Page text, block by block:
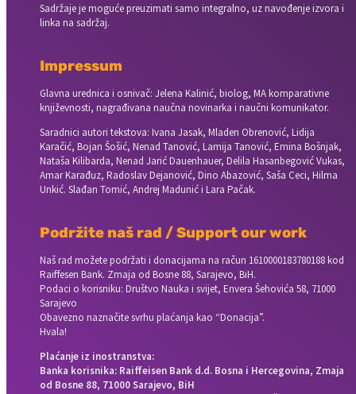
Sadržaje je moguće preuzimati samo integralno, uz navođenje izvora i
linka na sadržaj.
Impressum
Glavna urednica i osnivač: Jelena Kalinić, biolog, MA komparativne
književnosti, nagrađivana naučna novinarka i naučni komunikator.
Saradnici autori tekstova: Ivana Jasak, Mladen Obrenović, Lidija
Karačić, Bojan Šošić, Nenad Tanović, Lamija Tanović, Emina Bošnjak,
Nataša Kilibarda, Nenad Jarić Dauenhauer, Delila Hasanbegović Vukas,
Amar Karađuz, Radoslav Dejanović, Dino Abazović, Saša Ceci, Hilma
Unkić. Slađan Tomić, Andrej Madunić i Lara Pačak.
Podržite naš rad / Support our work
Naš rad možete podržati i donacijama na račun 1610000183780188 kod
Raiffesen Bank. Zmaja od Bosne 88, Sarajevo, BiH.
Podaci o korisniku: Društvo Nauka i svijet, Envera Šehovića 58, 71000
Sarajevo
Obavezno naznačite svrhu plaćanja kao “Donacija”.
Hvala!
Plaćanje iz inostranstva:
Banka korisnika: Raiffeisen Bank d.d. Bosna i Hercegovina, Zmaja
od Bosne 88, 71000 Sarajevo, BiH